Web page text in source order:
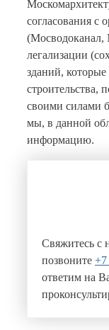
согласования с
легализации
зданий,
строительства,
своими силами
мы, в данной
информацию.
Свяжитесь с
позвоните +7
ответим на